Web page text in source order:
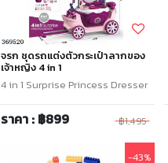
จรก ชุดรถแต่งตัวกระเป๋าลากของ
เจ้าหญิง 4 in 1
4 in 1 Surprise Princess Dresser
ราคา : ฿899 ฿1,495
-43%